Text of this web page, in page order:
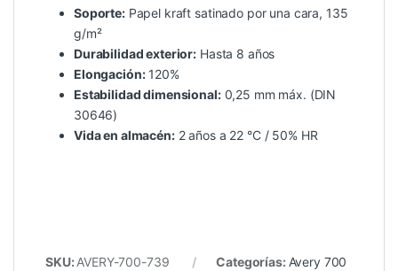
Soporte:Papel kraft satinado por una cara, 135
g/m²
Durabilidad exterior: Hasta 8 años
Elongación:120%
Estabilidad dimensional:0,25 mm máx. (DIN
30646)
Vida en almacén:2 años a 22 °C / 50% HR
SKU: AVERY-700-739 Categorías: Avery 700